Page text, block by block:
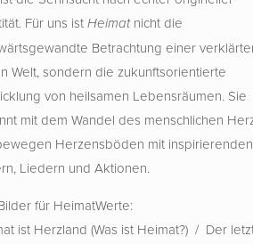
Für uns ist Heimatnicht die
Betrachtung einer
Welt, sondern die zukunftsorientierte
von heilsamen Lebensräumen. Sie
mit dem Wandel des menschlichen
Herzensböden mit inspirierenden
Liedern und Aktionen.
für HeimatWerte:
ist Herzland (Was ist Heimat?) / Der